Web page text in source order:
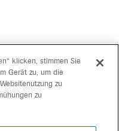
klicken, stimmen Sie
Gerät zu, um die
zu
zu